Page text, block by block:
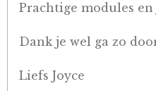
Prachtige modules
Dank je wel ga zo
Liefs Joyce